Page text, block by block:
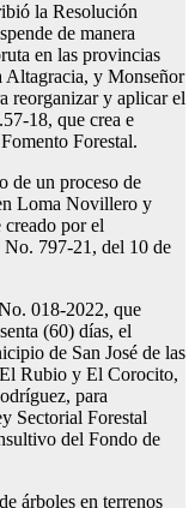
la Resolución
de manera
en las provincias
y Monseñor
reorganizar y aplicar el
18, que crea e
Forestal.
de un proceso de
Loma Novillero y
creado por el
No. 797-21, del 10 de
018-2022, que
(60) días, el
de San José de las
Rubio y El Corocito,
para
Sectorial Forestal
del Fondo de
árboles en terrenos